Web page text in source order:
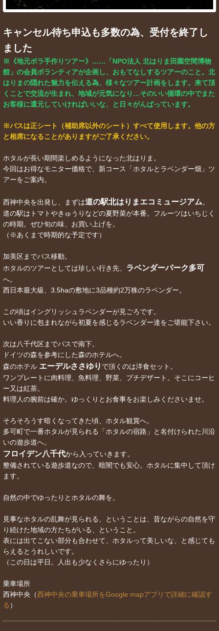
キャンセル待ち申込も多数の為、受付を終了し
ました
※《地元ボラ手作りツアー》……「NPO法人 北はりま田園空間博物
館」の会員ボランティアが企画し、おもてなしするツアーのこと。北
はりまの隠れた魅力を伝える為、様々なツアー計画をします。来て頂
くことで交流が生まれ、地域が元気になり…そのいい循環の中でまた
お客様に還元していければいいな、と日々がんばっています。
※バスは正シート（補助席以外のシート）すべて使用します。他の方
と相席になることがありますがご了承ください。
ホタルが長い期間楽しめるようになった北はりま。
今回はお得なモニター価格で、新コース「ホタルとラベンダー畑」ツ
アーをご案内。
西神中央を出発し、まずは道の駅北はりまエコミュージアム。
道の駅はトマトやきゅうりなどの夏野菜が本番。フルーツはいちじく
の時期。ぜひ旬の味、お買い上げを。
（※あくまで時期的な予定です）
加美区までバス移動。
ホタルのツアーとしては珍しい行き先、 ラベンダーパーク多可
へ。
西日本最大級、3.5haの敷地に3品種約2万株のラベンダー。
この頃はイングリッシュラベンダーが見ごろです。
いい香りに包まれながら初夏を感じるラベンダー達をご堪能下さい。
次は八千代区までバスで南下。
ドイツの森を参考にした森のホテルへ。
森のホテル エーデルささゆり で頂くのは洋食セット。
ワンプレートに肉料理、魚料理、野菜、プチデザート。そこにコーヒ
ー又は紅茶。
料理人の腕前は確か。ゆっくりとお食事をお楽しみくださいませ。
そろそろうす暗くなってきた頃、ホタル観賞へ。
多可町で一番ホタルが見られる「ホタルの宿路」と名付けられた川沿
いの遊歩道へ。
フロイデン八千代から入っていきます。
整備されている遊歩道なので、暗闇でも安心。ホタルに集中して頂け
ます。
自然の中でゆったりとホタルの舞を。
見事なホタルの乱舞が見られる、ということは、昔ながらの自然を守
り続けた地域の方たちがいる、ということ。
表には出てこない部分も合わせて、ホタルって美しいな、と感じても
らえるとうれしいです。
（この日は平日。人出も少なくさらにゆったり）
乗車場所
西神中央（西神中央の乗車場所をGoogle mapアプリで詳細に確認す
る ）